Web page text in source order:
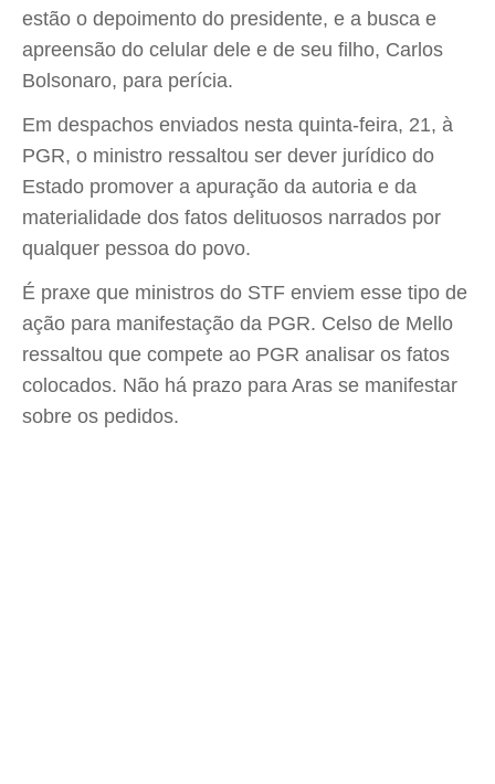
estão o depoimento do presidente, e a busca e
apreensão do celular dele e de seu filho, Carlos
Bolsonaro, para perícia.
Em despachos enviados nesta quinta-feira, 21, à
PGR, o ministro ressaltou ser dever jurídico do
Estado promover a apuração da autoria e da
materialidade dos fatos delituosos narrados por
qualquer pessoa do povo.
É praxe que ministros do STF enviem esse tipo de
ação para manifestação da PGR. Celso de Mello
ressaltou que compete ao PGR analisar os fatos
colocados. Não há prazo para Aras se manifestar
sobre os pedidos.